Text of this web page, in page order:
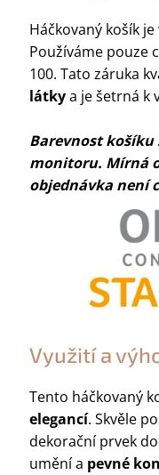
Háčkovaný košík je
Používáme pouze
100. Tato záruka
látkya je šetrná k
Barevnost košíku
monitoru. Mírná
objednávka není
Využití a
Tento háčkovaný
elegancí. Skvěle
dekorační prvek
umění a pevné